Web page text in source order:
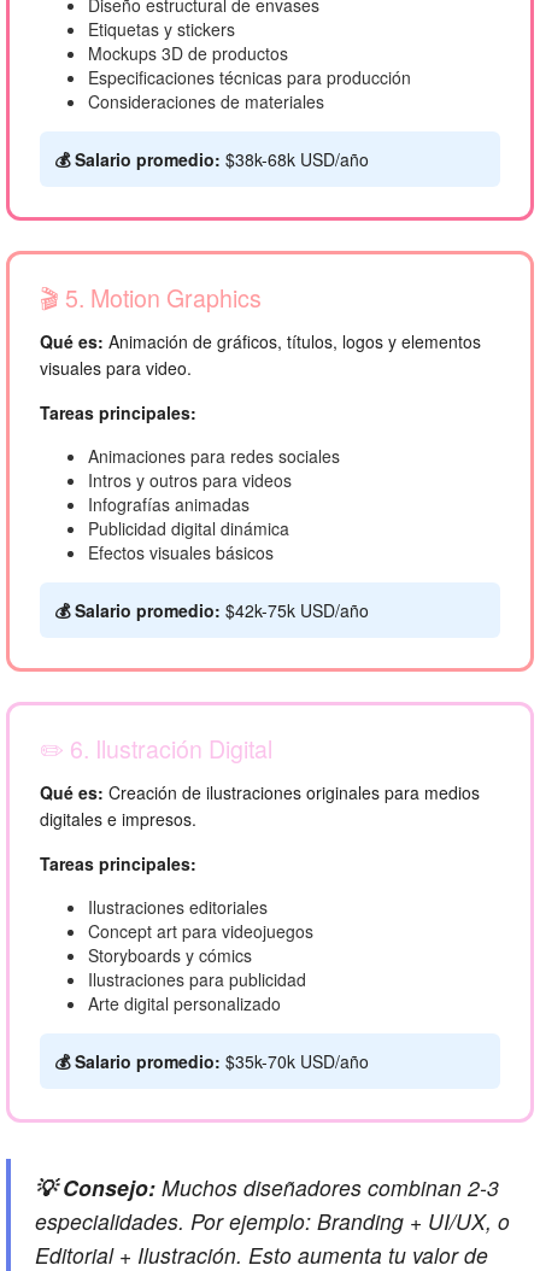
Diseño estructural de envases
Etiquetas y stickers
Mockups 3D de productos
Especificaciones técnicas para producción
Consideraciones de materiales
💰 Salario promedio: $38k-68k USD/año
🎬 5. Motion Graphics
Qué es: Animación de gráficos, títulos, logos y elementos
visuales para video.
Tareas principales:
Animaciones para redes sociales
Intros y outros para videos
Infografías animadas
Publicidad digital dinámica
Efectos visuales básicos
💰 Salario promedio: $42k-75k USD/año
✏️ 6. Ilustración Digital
Qué es: Creación de ilustraciones originales para medios
digitales e impresos.
Tareas principales:
Ilustraciones editoriales
Concept art para videojuegos
Storyboards y cómics
Ilustraciones para publicidad
Arte digital personalizado
💰 Salario promedio: $35k-70k USD/año
💡 Consejo: Muchos diseñadores combinan 2-3
especialidades. Por ejemplo: Branding + UI/UX, o
Editorial + Ilustración. Esto aumenta tu valor de